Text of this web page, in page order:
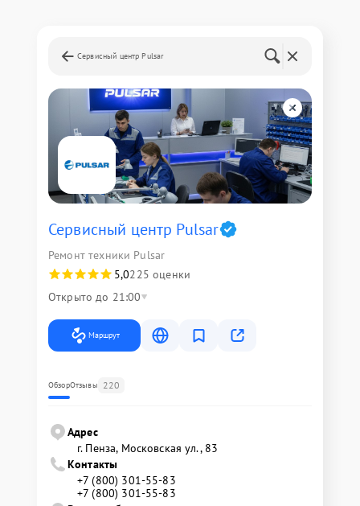
Сервисный центр Pulsar
Сервисный центр Pulsar
Ремонт техники Pulsar
5,0225 оценки
Открыто до 21:00
Маршрут
ОбзорОтзывы 220
Адрес
г. Пенза, Московская ул., 83
Контакты
+7 (800) 301-55-83
+7 (800) 301-55-83